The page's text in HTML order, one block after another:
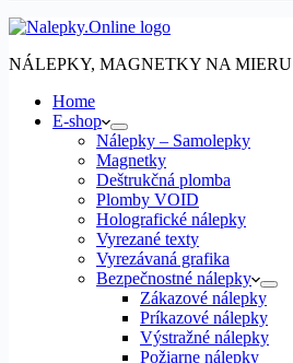
NÁLEPKY, MAGNETKY NA MIERU
Home
E-shop
Nálepky – Samolepky
Magnetky
Deštrukčná plomba
Plomby VOID
Holografické nálepky
Vyrezané texty
Vyrezávaná grafika
Bezpečnostné nálepky
Zákazové nálepky
Príkazové nálepky
Výstražné nálepky
Požiarne nálepky